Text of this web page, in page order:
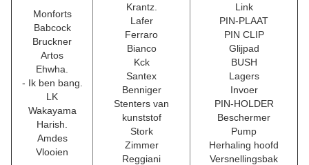
Monforts
Babcock
Bruckner
Artos
Ehwha.
- Ik ben bang.
LK
Wakayama
Harish.
Amdes
Vlooien
Krantz.
Lafer
Ferraro
Bianco
Kck
Santex
Benniger
Stenters van
kunststof
Stork
Zimmer
Reggiani
Link
PIN-PLAAT
PIN CLIP
Glijpad
BUSH
Lagers
Invoer
PIN-HOLDER
Beschermer
Pump
Herhaling hoofd
Versnellingsbak